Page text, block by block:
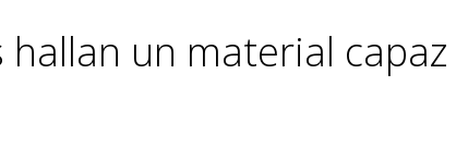
un material